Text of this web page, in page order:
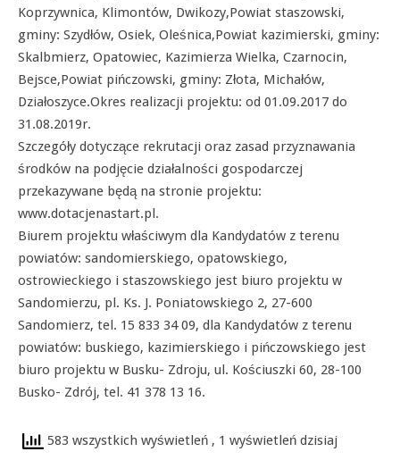
Koprzywnica, Klimontów, Dwikozy,Powiat staszowski,
gminy: Szydłów, Osiek, Oleśnica,Powiat kazimierski, gminy:
Skalbmierz, Opatowiec, Kazimierza Wielka, Czarnocin,
Bejsce,Powiat pińczowski, gminy: Złota, Michałów,
Działoszyce.Okres realizacji projektu: od 01.09.2017 do
31.08.2019r.
Szczegóły dotyczące rekrutacji oraz zasad przyznawania
środków na podjęcie działalności gospodarczej
przekazywane będą na stronie projektu:
www.dotacjenastart.pl.
Biurem projektu właściwym dla Kandydatów z terenu
powiatów: sandomierskiego, opatowskiego,
ostrowieckiego i staszowskiego jest biuro projektu w
Sandomierzu, pl. Ks. J. Poniatowskiego 2, 27-600
Sandomierz, tel. 15 833 34 09, dla Kandydatów z terenu
powiatów: buskiego, kazimierskiego i pińczowskiego jest
biuro projektu w Busku- Zdroju, ul. Kościuszki 60, 28-100
Busko- Zdrój, tel. 41 378 13 16.
583 wszystkich wyświetleń , 1 wyświetleń dzisiaj